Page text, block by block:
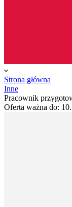
Strona główna
Inne
Pracownik
Oferta ważna do: